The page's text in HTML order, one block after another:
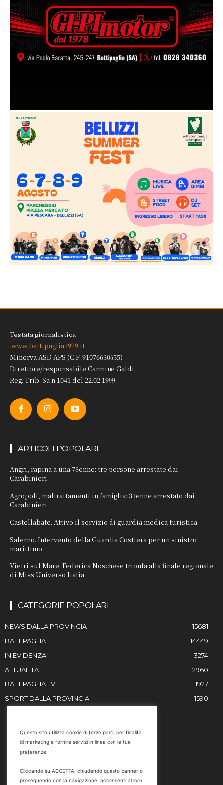
Testata giornalistica
www.battipaglia1929.it
Minerva ASD APS (C.F. 91076630655)
Direttore/responsabile Carmine Galdi
Reg. Trib. Sa n.1041 del 22.02.1999.
ARTICOLI POPOLARI
Angri, rapina a una 78enne: tre persone arrestate dai
Carabinieri
Agropoli, maltrattamenti in famiglia: 31enne arrestato dai
Carabinieri
Castellabate. Attivo il servizio di guardia medica turistica
Salerno. Intervento della Guardia Costiera per un sinistro
marittimo
Vietri sul Mare. Federica Noschese trionfa alla finale regionale
di Miss Universo Italia
CATEGORIE POPOLARI
NEWS DALLA PROVINCIA
15681
BATTIPAGLIA
14449
IN EVIDENZA
3274
ATTUALITÀ
2960
BATTIPAGLIA TV
1927
SPORT DALLA PROVINCIA
1590
Email
marketing@battipaglia1929.it
Questo sito utilizza cookie di terze parti, per finalità
di marketing e fornire servizi in linea con le tue
preferenze.
Cliccando su ACCETTA, chiudendo questo banner o
proseguendo con la navigazione, acconsenti al loro